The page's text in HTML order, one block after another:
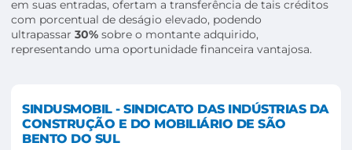
em suas entradas, ofertam a transferência de tais créditos
com porcentual de deságio elevado, podendo
ultrapassar 30% sobre o montante adquirido,
representando uma oportunidade financeira vantajosa.
SINDUSMOBIL - SINDICATO DAS INDÚSTRIAS DA
CONSTRUÇÃO E DO MOBILIÁRIO DE SÃO
BENTO DO SUL